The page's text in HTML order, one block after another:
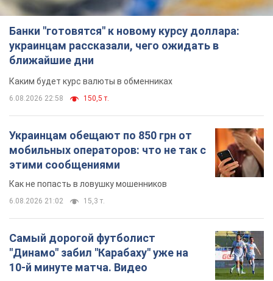
Банки "готовятся" к новому курсу доллара:
украинцам рассказали, чего ожидать в
ближайшие дни
Каким будет курс валюты в обменниках
6.08.2026 22:58 150,5 т.
Украинцам обещают по 850 грн от
мобильных операторов: что не так с
этими сообщениями
Как не попасть в ловушку мошенников
6.08.2026 21:02 15,3 т.
Самый дорогой футболист
"Динамо" забил "Карабаху" уже на
10-й минуте матча. Видео